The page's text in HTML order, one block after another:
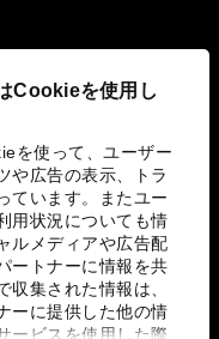
Cookieを使用し
を使って、ユーザー
や広告の表示、トラ
ています。またユー
用状況についても情
ルメディアや広告配
ートナーに情報を共
収集された情報は、
ーに提供した他の情
ービスを使用した際